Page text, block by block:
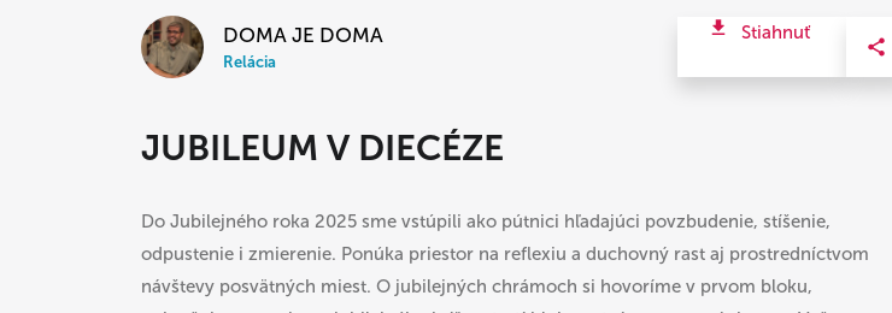
DOMA JE DOMA
Relácia
Stiahnuť
JUBILEUM V DIECÉZE
Do Jubilejného roka 2025 sme vstúpili ako pútnici hľadajúci povzbudenie, stíšenie,
odpustenie i zmierenie. Ponúka priestor na reflexiu a duchovný rast aj prostredníctvom
návštevy posvätných miest. O jubilejných chrámoch si hovoríme v prvom bloku,